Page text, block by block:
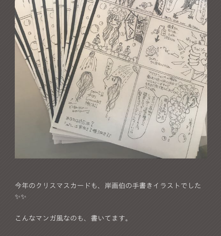
今年のクリスマスカードも、岸画伯の手書きイラストでした
✨✨
こんなマンガ風なのも、書いてます。